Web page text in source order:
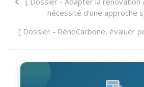
nécessité d’une approche
[ Dossier - RénoCarbone, évaluer